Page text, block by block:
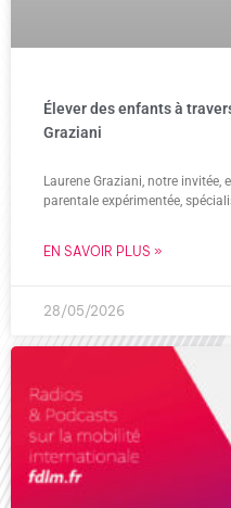
Élever des enfants à
Graziani
Laurene Graziani, notre invitée,
parentale expérimentée,
EN SAVOIR PLUS »
28/05/2026